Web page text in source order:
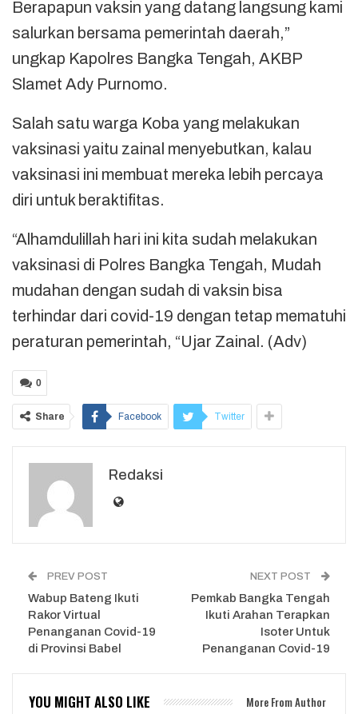
Berapapun vaksin yang datang langsung kami
salurkan bersama pemerintah daerah,”
ungkap Kapolres Bangka Tengah, AKBP
Slamet Ady Purnomo.
Salah satu warga Koba yang melakukan
vaksinasi yaitu zainal menyebutkan, kalau
vaksinasi ini membuat mereka lebih percaya
diri untuk beraktifitas.
“Alhamdulillah hari ini kita sudah melakukan
vaksinasi di Polres Bangka Tengah, Mudah
mudahan dengan sudah di vaksin bisa
terhindar dari covid-19 dengan tetap mematuhi
peraturan pemerintah, “Ujar Zainal. (Adv)
0
Share Facebook Twitter
Redaksi
PREV POST
Wabup Bateng Ikuti
Rakor Virtual
Penanganan Covid-19
di Provinsi Babel
NEXT POST
Pemkab Bangka Tengah
Ikuti Arahan Terapkan
Isoter Untuk
Penanganan Covid-19
YOU MIGHT ALSO LIKE More From Author